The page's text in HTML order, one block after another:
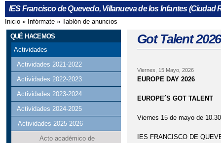
REUNIONES CON
Cultura
IES Francisco de Quevedo, Villanueva de los Infantes (Ciudad
Se encuentra usted aquí
Inicio » Infórmate » Tablón de anuncios
QUÉ HACEMOS
Actividades
Actividades 2021-2022
Actividades 2022-2023
Actividades 2023-2024
Actividades 2024-2025
Actividades 2025-2026
Acto académico de
Got Talent 2026
Viernes, 15 Mayo, 2026
EUROPE DAY 2026
EUROPE´S GOT TALENT
Viernes 15 de mayo de
IES FRANCISCO DE